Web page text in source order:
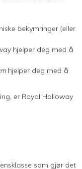
bekymringer (eller
hjelper deg med å
hjelper deg med å
er Royal Holloway
som gjør det